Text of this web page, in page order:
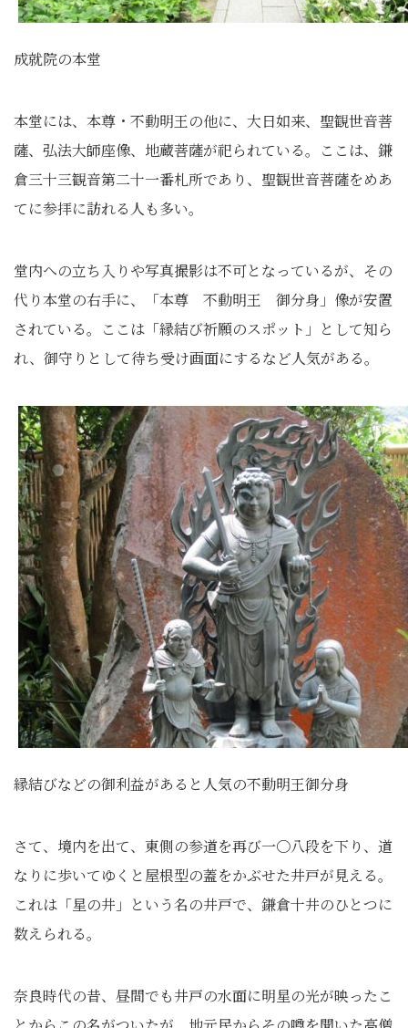
成就院の本堂
本堂には、本尊・不動明王の他に、大日如来、聖観世音菩
薩、弘法大師座像、地蔵菩薩が祀られている。ここは、鎌
倉三十三観音第二十一番札所であり、聖観世音菩薩をめあ
てに参拝に訪れる人も多い。
堂内への立ち入りや写真撮影は不可となっているが、その
代り本堂の右手に、「本尊 不動明王 御分身」像が安置
されている。ここは「縁結び祈願のスポット」として知ら
れ、御守りとして待ち受け画面にするなど人気がある。
縁結びなどの御利益があると人気の不動明王御分身
さて、境内を出て、東側の参道を再び一〇八段を下り、道
なりに歩いてゆくと屋根型の蓋をかぶせた井戸が見える。
これは「星の井」という名の井戸で、鎌倉十井のひとつに
数えられる。
奈良時代の昔、昼間でも井戸の水面に明星の光が映ったこ